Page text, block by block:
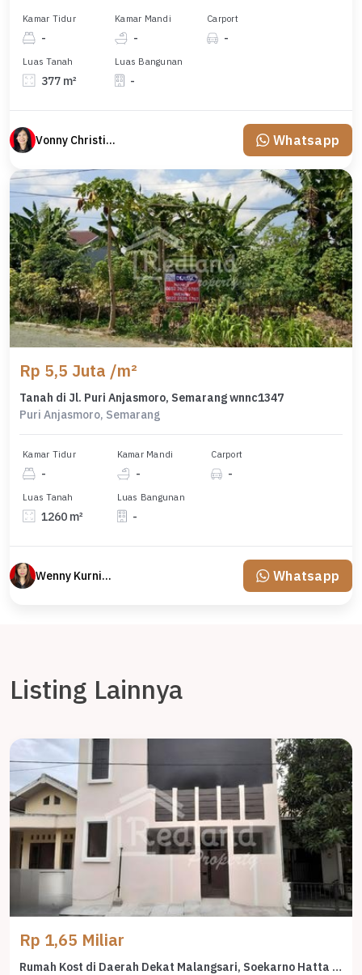
Kamar Tidur
-
Kamar Mandi
-
Carport
-
Luas Tanah
377 m²
Luas Bangunan
-
Vonny Christina Whatsapp
Rp 5,5 Juta /m²
Tanah di Jl. Puri Anjasmoro, Semarang wnnc1347
Puri Anjasmoro, Semarang
Kamar Tidur
-
Kamar Mandi
-
Carport
-
Luas Tanah
1260 m²
Luas Bangunan
-
Wenny Kurniawati Whatsapp
Listing Lainnya
Rp 1,65 Miliar
Rumah Kost di Daerah Dekat Malangsari, Soekarno Hatta (Tt 8648)